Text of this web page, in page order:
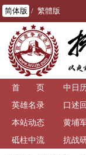
简体版 / 繁體版
首 页 中日
英雄名录
口述
本站动态
黄埔
砥柱中流
抗战